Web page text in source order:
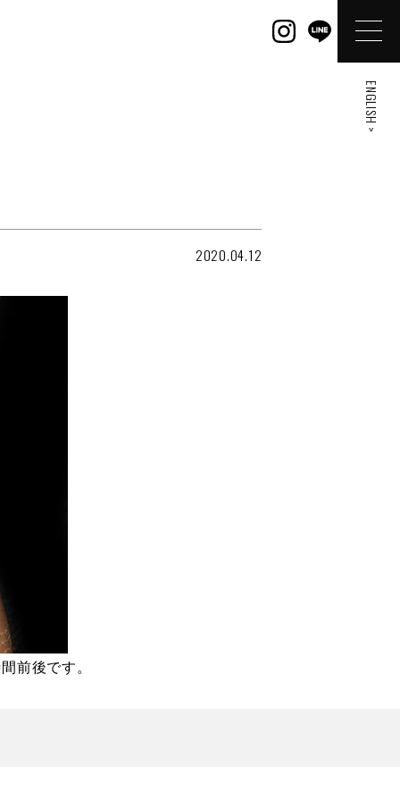
2020.04.12
前後です。
ENGLISH >